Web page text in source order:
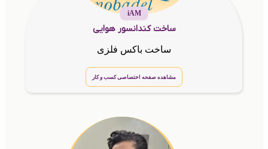
iAM
ساخت کندانسور هوایی
ساخت باکس فلزی
مشاهده صفحه اختصاصی کسب و کار